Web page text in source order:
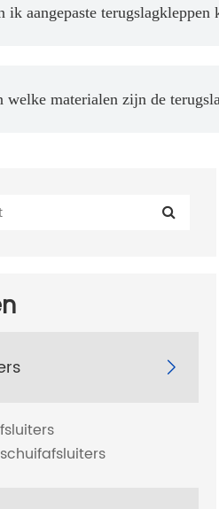
ik aangepaste
welke materialen zijn de
